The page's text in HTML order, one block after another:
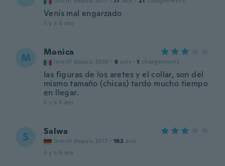
Venís mal engarzado
il y a 6 ans
M Monica
Inscrit depuis 2020 · 8 avis · 1 chargements
las figuras de los aretes y el collar, son del
mismo tamaño (chicas) tardo mucho tiempo
en llegar.
il y a 6 ans
S Salwa
Inscrit depuis 2017 · 162 avis
il y a 6 ans